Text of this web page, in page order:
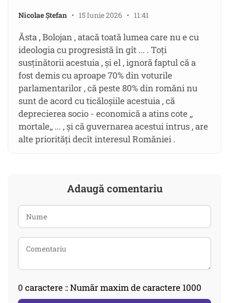
Nicolae Ștefan • 15 Iunie 2026 • 11:41
Ăsta , Bolojan , atacă toată lumea care nu e cu
ideologia cu progresistă în gît ... . Toți
susținătorii acestuia , și el , ignoră faptul că a
fost demis cu aproape 70% din voturile
parlamentarilor , că peste 80% din romăni nu
sunt de acord cu ticăloșiile acestuia , că
deprecierea socio - economică a atins cote ,,
mortale,, ... , și că guvernarea acestui intrus , are
alte priorități decît interesul Romăniei .
Adaugă comentariu
0 caractere :: Număr maxim de caractere 1000